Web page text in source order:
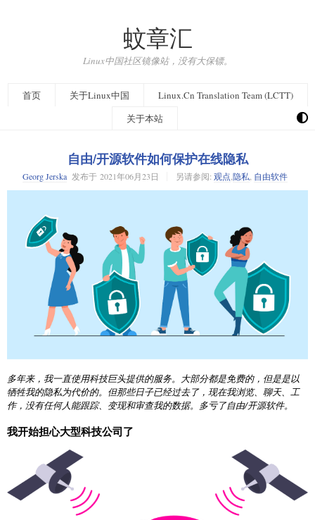
蚊章汇
Linux中国社区镜像站，没有大保镖。
首页 关于Linux中国
Linux.Cn Translation Team (LCTT)
关于本站
自由/开源软件如何保护在线隐私
Georg Jerska 发布于 2021年06月23日 另请参阅: 观点 隐私 自由软件
多年来，我一直使用科技巨头提供的服务。大部分都是免费的，但是是以
牺牲我的隐私为代价的。但那些日子已经过去了，现在我浏览、聊天、工
作，没有任何人能跟踪、变现和审查我的数据。多亏了自由/开源软件。
我开始担心大型科技公司了